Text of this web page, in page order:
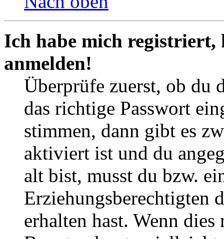
Ich habe mich
anmelden!
Überprüfe zuerst, ob du
das richtige Passwort
stimmen, dann gibt es
aktiviert ist und du
alt bist, musst du bzw.
Erziehungsberechtigten
erhalten hast. Wenn